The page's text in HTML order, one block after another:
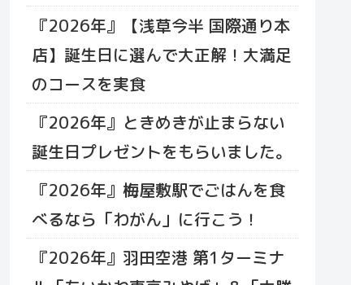
『2026年』【浅草今半 国際通り本
店】誕生日に選んで大正解！大満足
のコースを実食
『2026年』ときめきが止まらない
誕生日プレゼントをもらいました。
『2026年』梅屋敷駅でごはんを食
べるなら「わがん」に行こう！
『2026年』羽田空港 第1ターミナ